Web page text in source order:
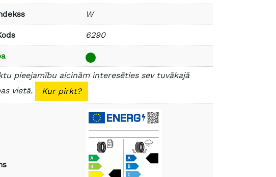
W
6290
pieejamību aicinām interesēties sev tuvākajā
vietā.
Kur pirkt?